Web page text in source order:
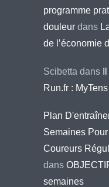
programme
douleur dans
de l’économie
Scibetta dans
Run.fr :
Plan
Semaines
Coureurs
dans
semaines